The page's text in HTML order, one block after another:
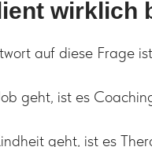
wirklich
auf diese Frage
geht, ist es
geht, ist es